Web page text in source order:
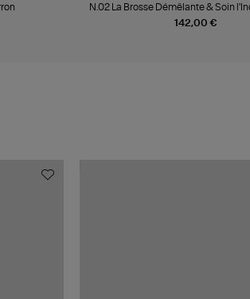
142,00 €
N.02 La Brosse Démêlante & Soin
Corail